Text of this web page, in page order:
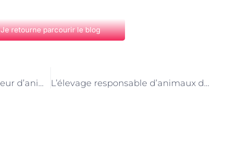
Je retourne parcourir le blog
Comment trouver un éleveur d’animaux de compagnie de confiance à Paris L’élevage responsable d’animaux de compagnie à Paris : les bonnes pratiques à adopter